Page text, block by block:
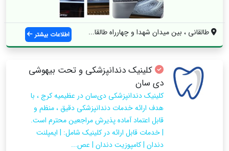
طالقانی ، بین میدان شهدا و چهارراه طالقا... اطلاعات بیشتر
کلینیک دندانپزشکی و تحت بیهوشی
دی‌ سان
کلینیک دندانپزشکی دی‌سان در عظیمیه کرج ، با
هدف ارائه خدمات دندانپزشکی دقیق ، منظم و
قابل اعتماد آماده پذیرش مراجعین محترم است.
| خدمات قابل ارائه در کلینیک شامل: | ایمپلنت
دندان | کامپوزیت دندان | عص...